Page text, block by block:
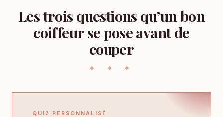
Les trois questions qu’un bon
coiffeur se pose avant de
couper
QUIZ PERSONNALISÉ